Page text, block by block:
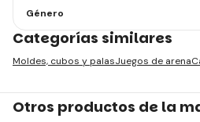
Género
Categorías similares
Moldes, cubos y palasJuegos de arena
Otros productos de la